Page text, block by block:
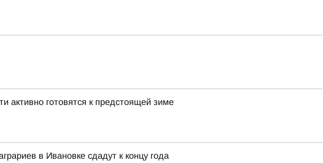
активно готовятся к предстоящей зиме
в Ивановке сдадут к концу года